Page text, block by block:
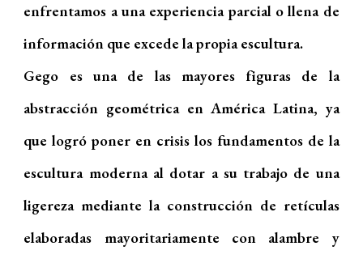
enfrentamos a una experiencia parcial o llena de
información que excede la propia escultura.
Gego es una de las mayores figuras de la
abstracción geométrica en América Latina, ya
que logró poner en crisis los fundamentos de la
escultura moderna al dotar a su trabajo de una
ligereza mediante la construcción de retículas
elaboradas mayoritariamente con alambre y